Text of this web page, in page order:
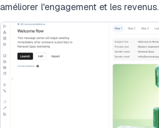
améliorer l'engagement et les revenus.